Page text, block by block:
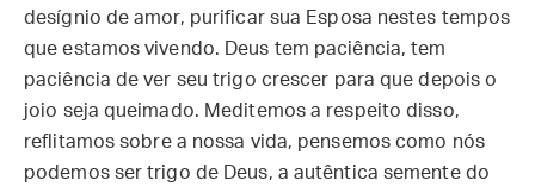
desígnio de amor, purificar sua Esposa nestes tempos
que estamos vivendo. Deus tem paciência, tem
paciência de ver seu trigo crescer para que depois o
joio seja queimado. Meditemos a respeito disso,
reflitamos sobre a nossa vida, pensemos como nós
podemos ser trigo de Deus, a autêntica semente do